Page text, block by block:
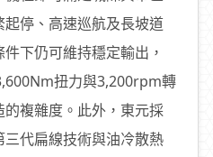
停、高速巡航及長坡道
下仍可維持穩定輸出，
扭力與3,200rpm轉
複雜度。此外，東元採
代扁線技術與油冷散熱